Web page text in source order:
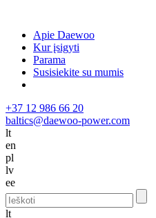
Apie Daewoo
Kur įsigyti
Parama
Susisiekite su mumis
+37 12 986 66 20
baltics@daewoo-power.com
lt
en
pl
lv
ee
lt